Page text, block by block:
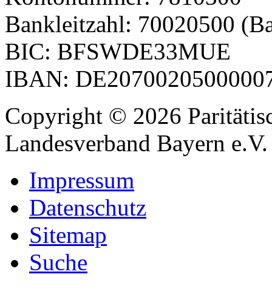
Bankleitzahl: 70020500
BIC: BFSWDE33MUE
IBAN:
Copyright © 2026
Landesverband Bayern e.V.
Impressum
Datenschutz
Sitemap
Suche